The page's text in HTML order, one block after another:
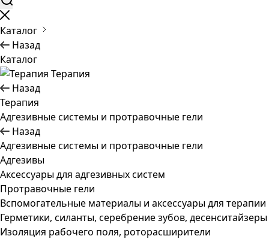
Каталог
Назад
Каталог
Терапия
Назад
Терапия
Адгезивные системы и протравочные гели
Назад
Адгезивные системы и протравочные гели
Адгезивы
Аксессуары для адгезивных систем
Протравочные гели
Вспомогательные материалы и аксессуары для терапии
Герметики, силанты, серебрение зубов, десенситайзеры
Изоляция рабочего поля, роторасширители